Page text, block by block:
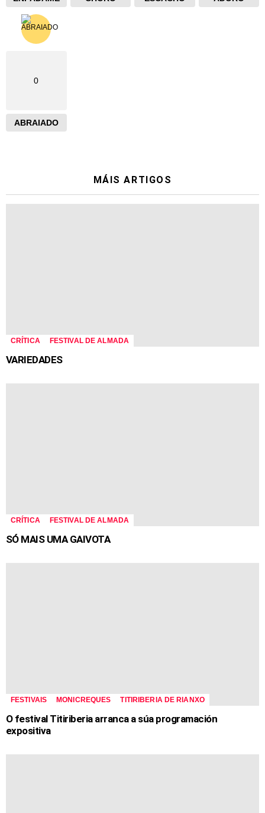
0
ABRAIADO
MÁIS ARTIGOS
CRÍTICA FESTIVAL DE ALMADA
VARIEDADES
CRÍTICA FESTIVAL DE ALMADA
SÓ MAIS UMA GAIVOTA
FESTIVAIS MONICREQUES TITIRIBERIA DE RIANXO
O festival Titiriberia arranca a súa programación
expositiva